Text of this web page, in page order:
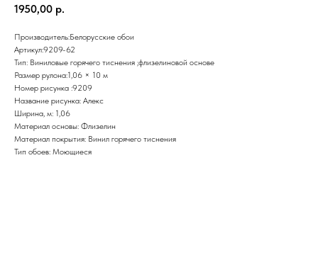
1950,00 р.
Производитель:Белорусские обои
Артикул:9209-62
Тип: Виниловые горячего тиснения ;флизелиновой основе
Размер рулона:1,06 × 10 м
Номер рисунка :9209
Название рисунка: Алекс
Ширина, м: 1,06
Материал основы: Флизелин
Материал покрытия: Винил горячего тиснения
Тип обоев: Моющиеся